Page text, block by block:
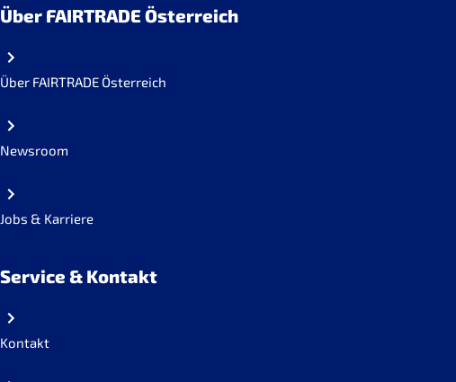
Über FAIRTRADE Österreich
Über FAIRTRADE Österreich
Newsroom
Jobs & Karriere
Service & Kontakt
Kontakt